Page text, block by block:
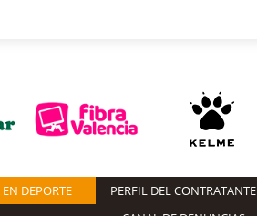
DEPORTE
PERFIL DEL CONTRATANTE